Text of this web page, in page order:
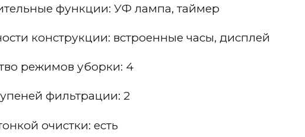
функции: УФ лампа, таймер
конструкции: встроенные часы, дисплей
режимов уборки: 4
фильтрации: 2
очистки: есть